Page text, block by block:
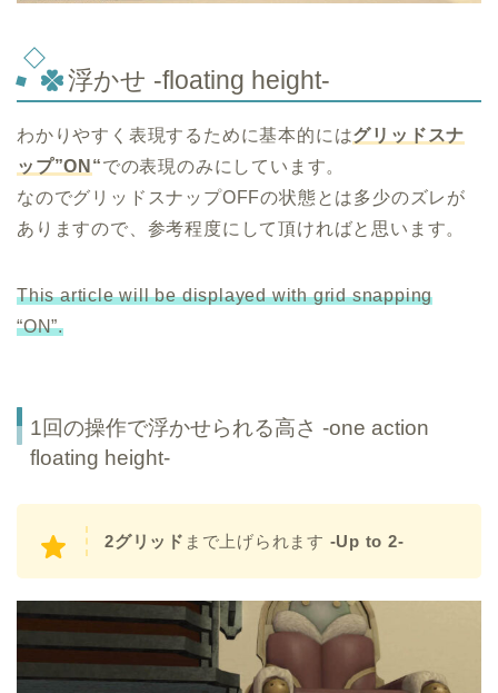
浮かせ -floating height-
わかりやすく表現するために基本的にはグリッドスナ
ップ”ON “での表現のみにしています。
なのでグリッドスナップOFFの状態とは多少のズレが
ありますので、参考程度にして頂ければと思います。
This article will be displayed with grid snapping
“ON”.
1回の操作で浮かせられる高さ -one action
floating height-
2グリッド まで上げられます -Up to 2-